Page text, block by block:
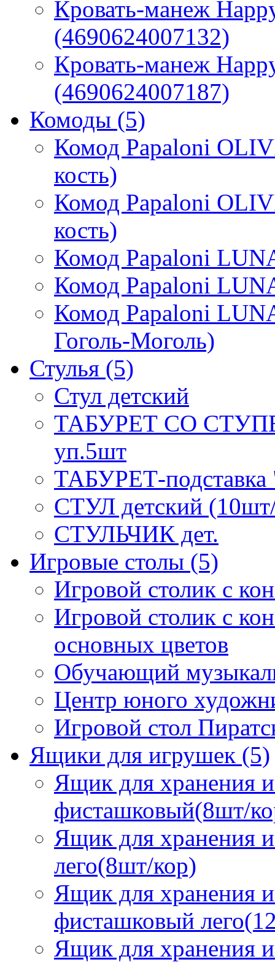
Кровать-манеж
(4690624007132)
Кровать-манеж
(4690624007187)
Комоды (5)
Комод Papaloni
кость)
Комод Papaloni
кость)
Комод Papaloni
Комод Papaloni
Комод Papaloni
Гоголь-Моголь)
Стулья (5)
Стул детский
ТАБУРЕТ СО
уп.5шт
ТАБУРЕТ-
СТУЛ детский
СТУЛЬЧИК дет.
Игровые столы (5)
Игровой столик с
Игровой столик с
основных цветов
Обучающий
Центр юного
Игровой стол
Ящики для игрушек (5)
Ящик для хранения
фисташковый(8шт/
Ящик для хранения
лего(8шт/кор)
Ящик для хранения
фисташковый
Ящик для хранения